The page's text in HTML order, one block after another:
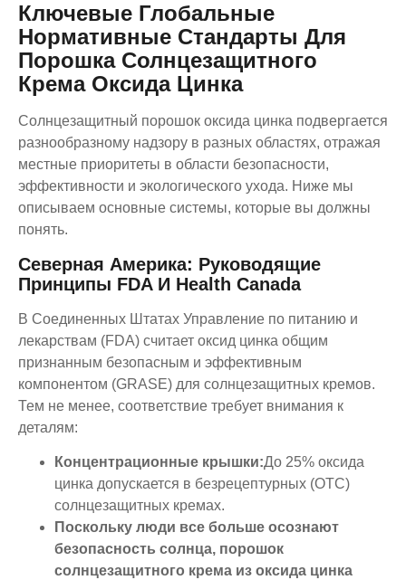
Ключевые Глобальные
Нормативные Стандарты Для
Порошка Солнцезащитного
Крема Оксида Цинка
Солнцезащитный порошок оксида цинка подвергается
разнообразному надзору в разных областях, отражая
местные приоритеты в области безопасности,
эффективности и экологического ухода. Ниже мы
описываем основные системы, которые вы должны
понять.
Северная Америка: Руководящие
Принципы FDA И Health Canada
В Соединенных Штатах Управление по питанию и
лекарствам (FDA) считает оксид цинка общим
признанным безопасным и эффективным
компонентом (GRASE) для солнцезащитных кремов.
Тем не менее, соответствие требует внимания к
деталям:
Концентрационные крышки:До 25% оксида
цинка допускается в безрецептурных (OTC)
солнцезащитных кремах.
Поскольку люди все больше осознают
безопасность солнца, порошок
солнцезащитного крема из оксида цинка